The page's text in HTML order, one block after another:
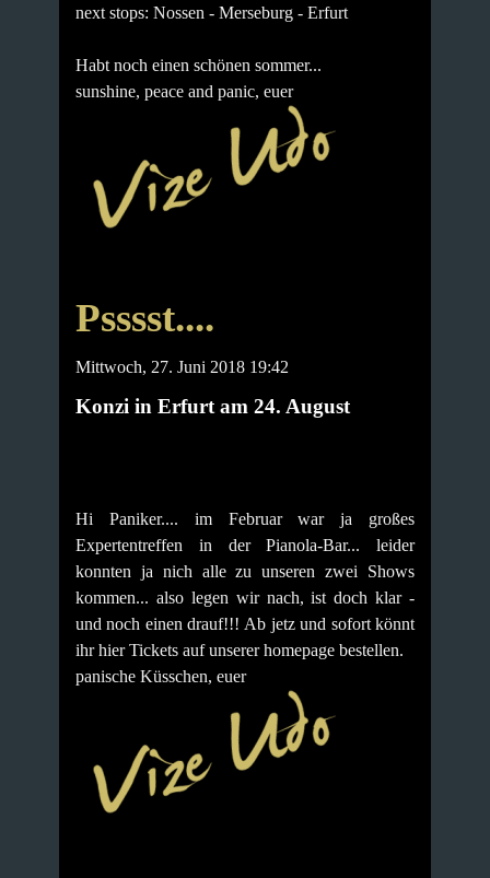
next stops: Nossen - Merseburg - Erfurt
Habt noch einen schönen sommer...
sunshine, peace and panic, euer
Psssst....
Mittwoch, 27. Juni 2018 19:42
Konzi in Erfurt am 24. August
Hi Paniker.... im Februar war ja großes
Expertentreffen in der Pianola-Bar... leider
konnten ja nich alle zu unseren zwei Shows
kommen... also legen wir nach, ist doch klar -
und noch einen drauf!!! Ab jetz und sofort könnt
ihr hier Tickets auf unserer homepage bestellen.
panische Küsschen, euer